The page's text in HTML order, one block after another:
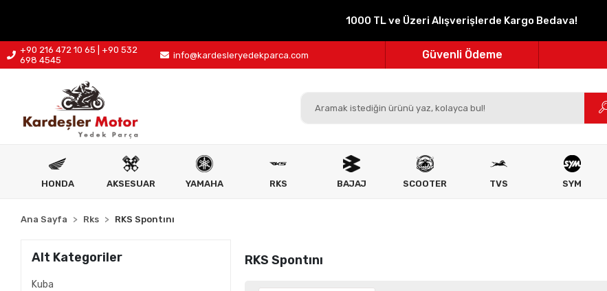
1000 TL ve Üzeri Alışverişlerde Kargo Bedava!
+90 216 472 10 65 | +90 532
698 4545
info@kardesleryedekparca.com
Parçanızın Online Adresi
100% Orijinal Ürün
Güvenli Ödeme
Ücretsiz İade
HONDA AKSESUAR YAMAHA RKS BAJAJ SCOOTER TVS SYM
Ana Sayfa Rks RKS Spontını
Alt Kategoriler
Kuba
RKS Spontını